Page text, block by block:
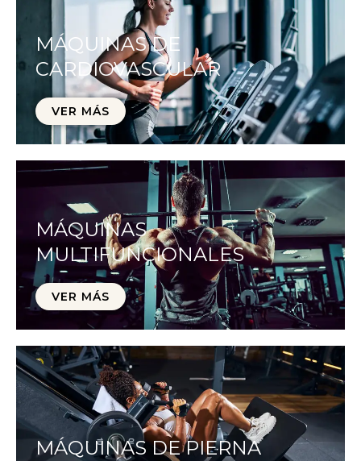
MÁQUINAS DE
CARDIOVASCULAR
VER MÁS
MÁQUINAS
MULTIFUNCIONALES
VER MÁS
MÁQUINAS DE PIERNA